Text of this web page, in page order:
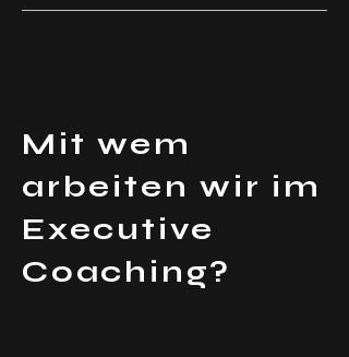
Mit wem
arbeiten wir im
Executive
Coaching?